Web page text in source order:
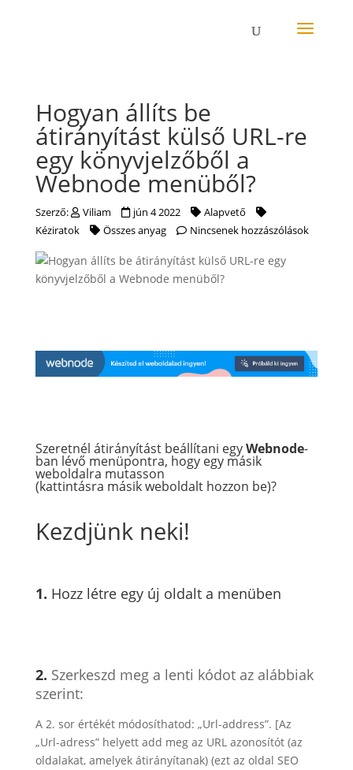
Hogyan állíts be
átirányítást külső URL-re
egy könyvjelzőből a
Webnode menüből?
Szerző: Viliam jún 4 2022
Alapvető
Kéziratok
Összes anyag Nincsenek hozzászólások
Szeretnél átirányítást beállítani egyWebnode-
ban lévő menüpontra, hogy egy másik
weboldalra mutasson
(kattintásra másik weboldalt hozzon be)?
Kezdjünk neki!
1. Hozz létre egy új oldalt a menüben
2. Szerkeszd meg a lenti kódot az alábbiak
szerint:
A 2. sor értékét módosíthatod: „Url-address”. [Az
„Url-adress” helyett add meg az URL azonosítót (az
oldalakat, amelyek átirányítanak) (ezt az oldal SEO